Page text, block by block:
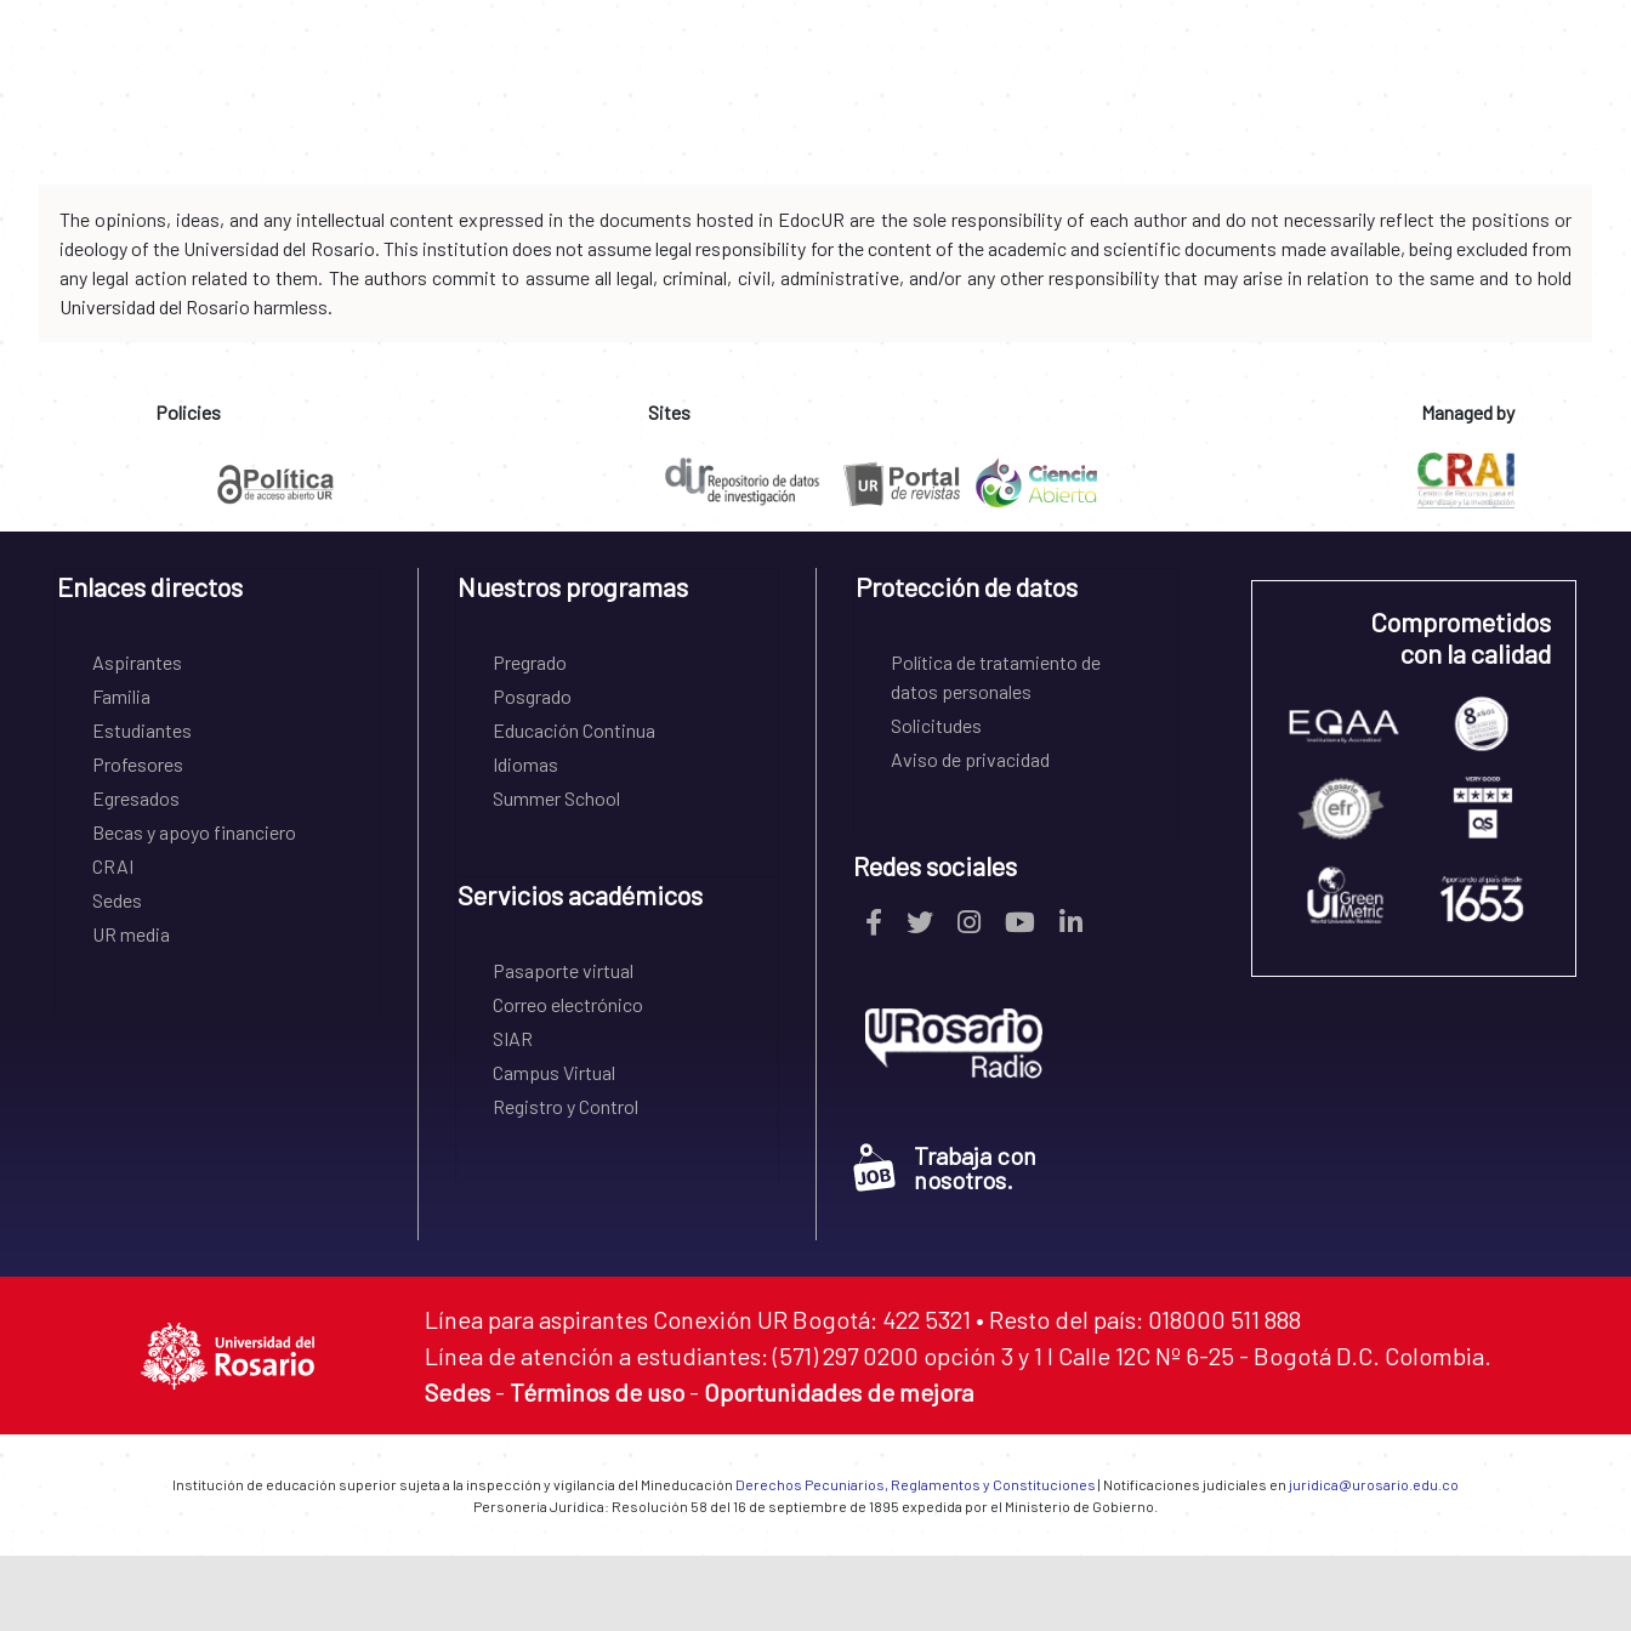
The opinions, ideas, and any intellectual content expressed in the documents hosted in EdocUR are the sole responsibility of each author and do not necessarily reflect the positions or
ideology of the Universidad del Rosario. This institution does not assume legal responsibility for the content of the academic and scientific documents made available, being excluded from
any legal action related to them. The authors commit to assume all legal, criminal, civil, administrative, and/or any other responsibility that may arise in relation to the same and to hold
Universidad del Rosario harmless.
Policies Sites Managed by
Enlaces directos
Aspirantes
Familia
Estudiantes
Profesores
Egresados
Becas y apoyo financiero
CRAI
Sedes
UR media
Nuestros programas
Pregrado
Posgrado
Educación Continua
Idiomas
Summer School
Servicios académicos
Pasaporte virtual
Correo electrónico
SIAR
Campus Virtual
Registro y Control
Protección de datos
Política de tratamiento de
datos personales
Solicitudes
Aviso de privacidad
Redes sociales
Trabaja con
nosotros.
Comprometidos
con la calidad
Línea para aspirantes Conexión UR Bogotá: 422 5321 • Resto del país: 018000 511 888
Línea de atención a estudiantes: (571) 297 0200 opción 3 y 1 I Calle 12C Nº 6-25 - Bogotá D.C. Colombia.
Sedes - Términos de uso - Oportunidades de mejora
Institución de educación superior sujeta a la inspección y vigilancia del Mineducación Derechos Pecuniarios, Reglamentos y Constituciones | Notificaciones judiciales en juridica@urosario.edu.co
Personería Jurídica: Resolución 58 del 16 de septiembre de 1895 expedida por el Ministerio de Gobierno.